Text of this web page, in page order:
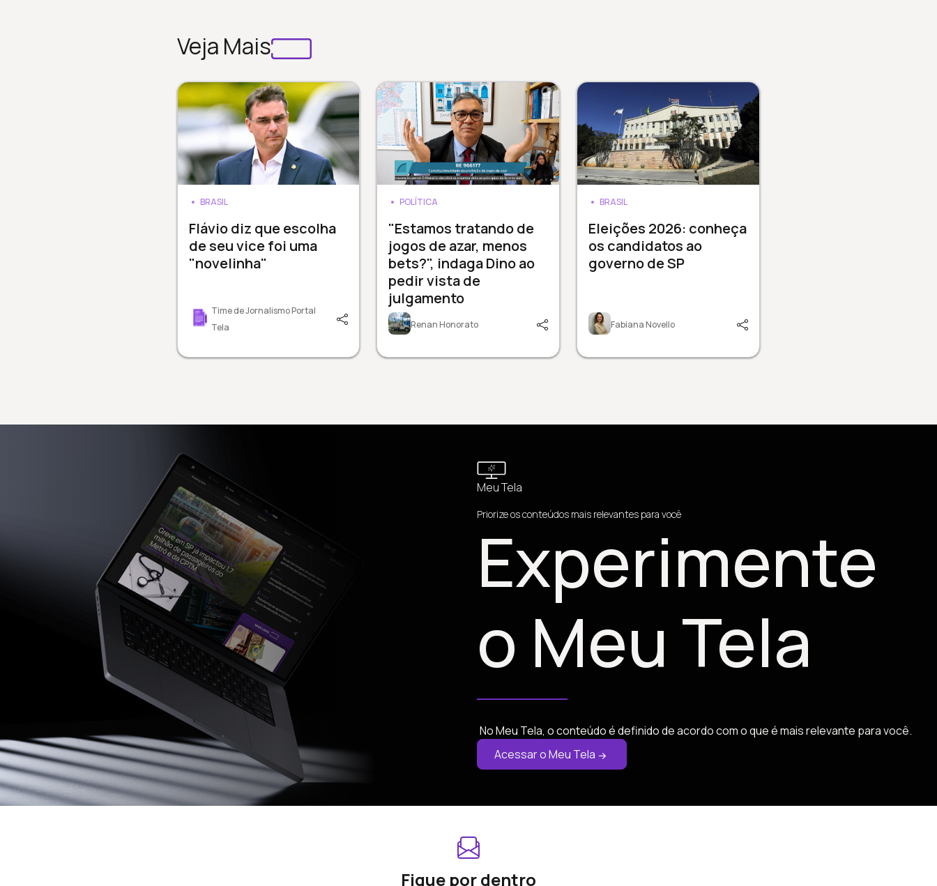
Veja Mais
BRASIL
Flávio diz que escolha
de seu vice foi uma
"novelinha"
Time de Jornalismo Portal
Tela
POLÍTICA
"Estamos tratando de
jogos de azar, menos
bets?", indaga Dino ao
pedir vista de
julgamento
Renan Honorato
BRASIL
Eleições 2026: conheça
os candidatos ao
governo de SP
Fabiana Novello
Meu Tela
Priorize os conteúdos mais relevantes para você
Experimente
o Meu Tela
No Meu Tela, o conteúdo é definido de acordo com o que é mais relevante para você.
Acessar o Meu Tela
Fique por dentro